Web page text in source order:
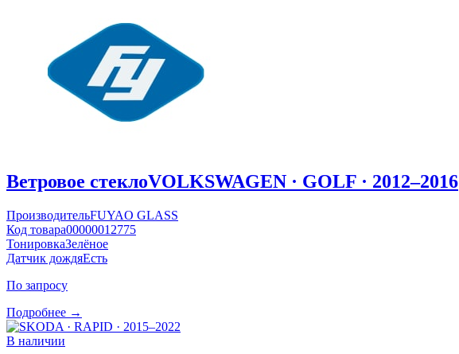
Ветровое стеклоVOLKSWAGEN · GOLF · 2012–2016
ПроизводительFUYAO GLASS
Код товара00000012775
ТонировкаЗелёное
Датчик дождяЕсть
По запросу
Подробнее →
В наличии